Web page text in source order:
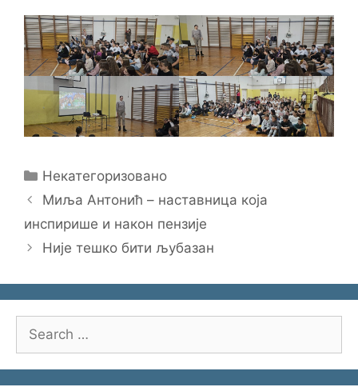
Categories
Некатегоризовано
Миља Антонић – наставница која
инспирише и након пензије
Није тешко бити љубазан
for: